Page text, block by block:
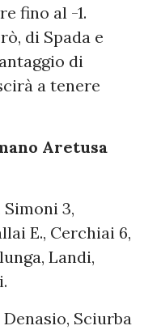
fino al -1.
di Spada e
di
a tenere
Aretusa
3,
E., Cerchiai 6,
Landi,
Sciurba